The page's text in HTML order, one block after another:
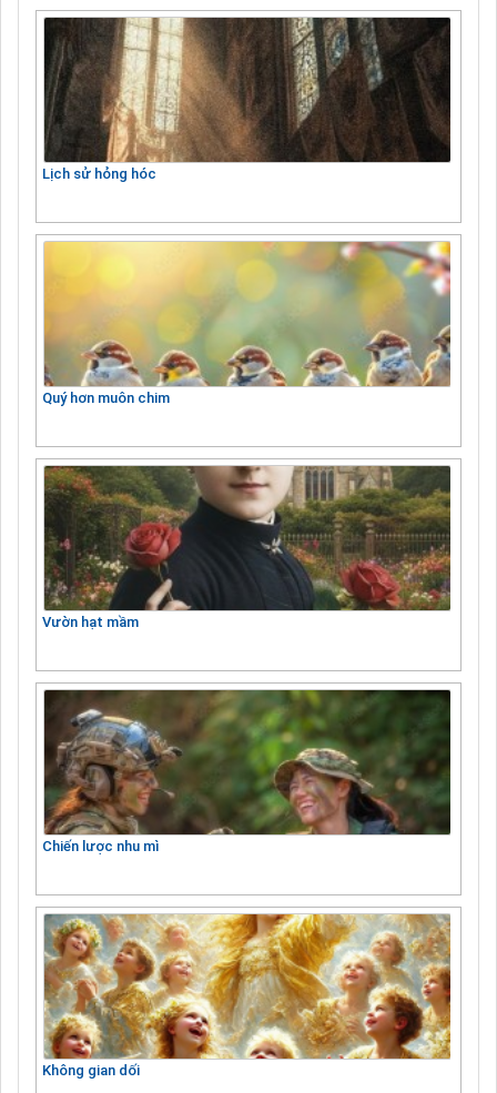
Lịch sử hỏng hóc
Quý hơn muôn chim
Vườn hạt mầm
Chiến lược nhu mì
Không gian dối